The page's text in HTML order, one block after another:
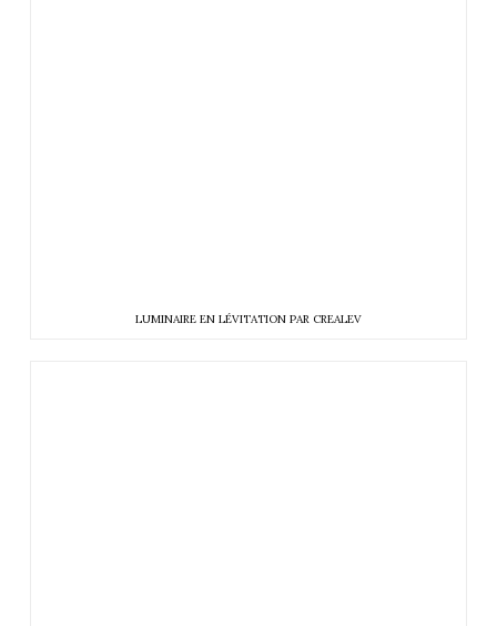
LUMINAIRE EN LÉVITATION PAR CREALEV